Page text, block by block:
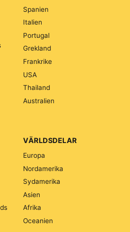
Spanien
Italien
Portugal
Grekland
Frankrike
USA
Thailand
Australien
VÄRLDSDELAR
Europa
Nordamerika
Sydamerika
Asien
Afrika
Oceanien